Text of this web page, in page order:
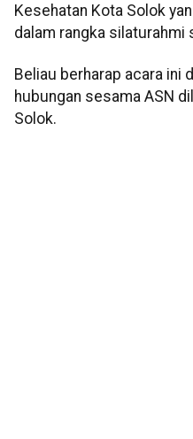
Kesehatan Kota Solok
dalam rangka silaturahmi
Beliau berharap acara ini
hubungan sesama ASN
Solok.